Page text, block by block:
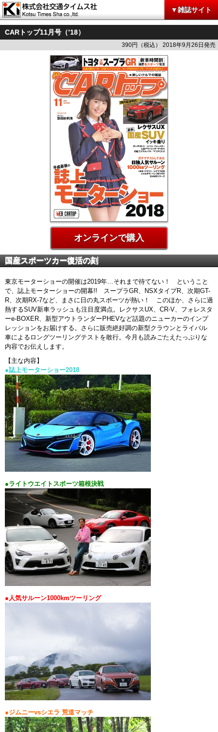
▼雑誌サイト
CARトップ11月号（’18）
390円（税込） 2018年9月26日発売
オンラインで購入
国産スポーツカー復活の刻
東京モーターショーの開催は2019年…それまで待てない！ ということ
で、誌上モーターショーの開幕!! スープラGR、NSXタイプR、次期GT-
R、次期RX-7など、まさに日の丸スポーツが熱い！ このほか、さらに過
熱するSUV新車ラッシュも注目度満点。レクサスUX、CR-V、フォレスタ
ーe-BOXER、新型アウトランダーPHEVなど話題のニューカーのインプ
レッションをお届けする。さらに販売絶好調の新型クラウンとライバル
車によるロングツーリングテストを敢行。今月も読みごたえたっぷりな
内容でお伝えします。
【主な内容】
●誌上モーターショー2018
●ライトウエイトスポーツ箱根決戦
●人気サルーン1000kmツーリング
●ジムニーvsシエラ 荒道マッチ